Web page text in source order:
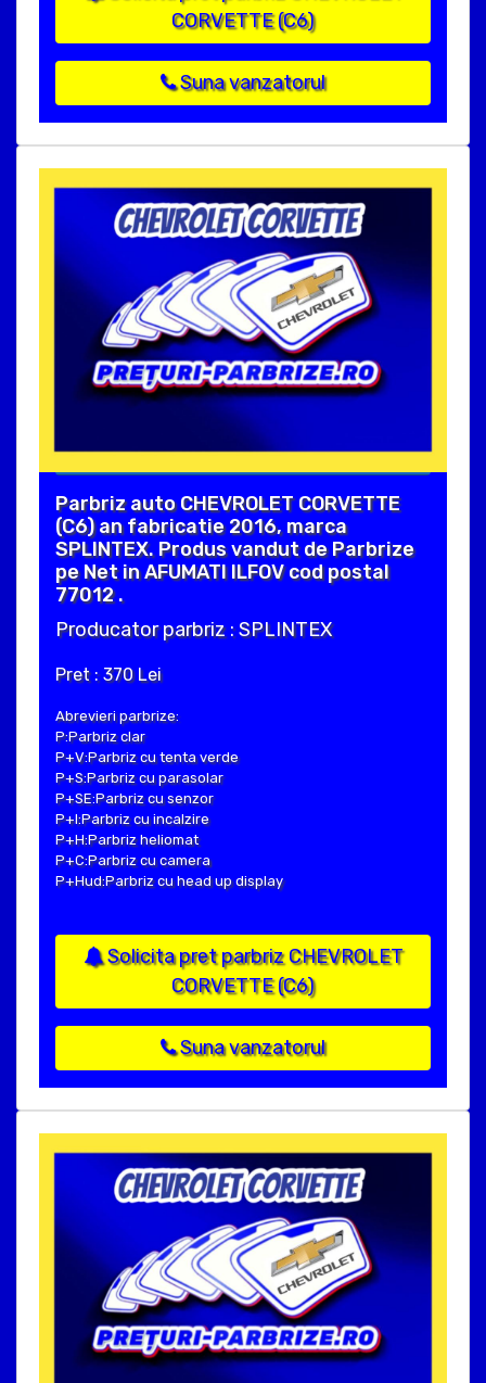
CORVETTE (C6)
Suna vanzatorul
Parbriz auto CHEVROLET CORVETTE
(C6) an fabricatie 2016, marca
SPLINTEX. Produs vandut de Parbrize
pe Net in AFUMATI ILFOV cod postal
77012 .
Producator parbriz : SPLINTEX
Pret : 370 Lei
Abrevieri parbrize:
P:Parbriz clar
P+V:Parbriz cu tenta verde
P+S:Parbriz cu parasolar
P+SE:Parbriz cu senzor
P+I:Parbriz cu incalzire
P+H:Parbriz heliomat
P+C:Parbriz cu camera
P+Hud:Parbriz cu head up display
Solicita pret parbriz CHEVROLET
CORVETTE (C6)
Suna vanzatorul